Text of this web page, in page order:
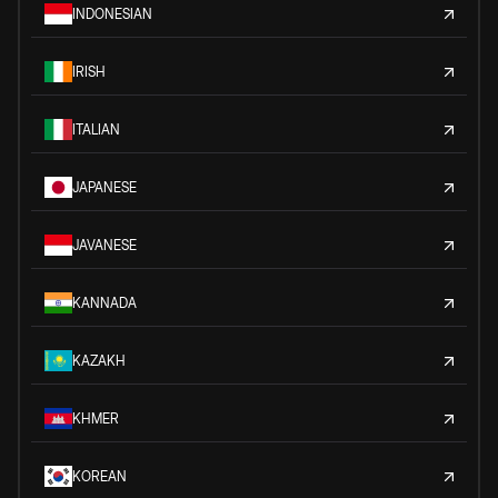
INDONESIAN
IRISH
ITALIAN
JAPANESE
JAVANESE
KANNADA
KAZAKH
KHMER
KOREAN